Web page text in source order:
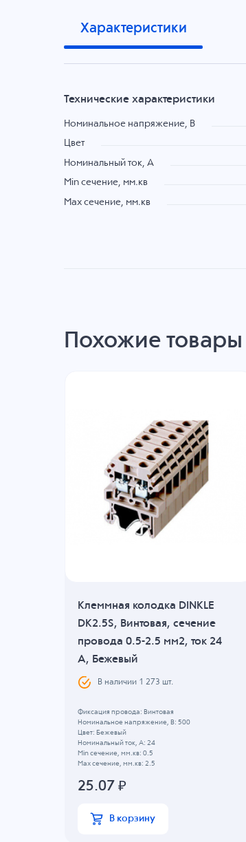
Характеристики
Технические характеристики
Номинальное напряжение, B
Цвет
Номинальный ток, А
Min сечение, мм.кв
Max сечение, мм.кв
Похожие товары
Клеммная колодка DINKLE
DK2.5S, Винтовая, сечение
провода 0.5-2.5 мм2, ток 24
A, Бежевый
В наличии 1 273 шт.
Фиксация провода: Винтовая
Номинальное напряжение, B: 500
Цвет: Бежевый
Номинальный ток, А: 24
Min сечение, мм.кв: 0.5
Max сечение, мм.кв: 2.5
25.07₽
В корзину